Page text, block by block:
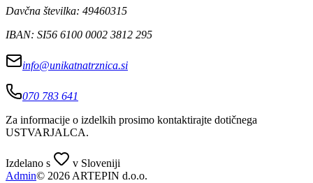
Davčna številka: 49460315
IBAN: SI56 6100 0002 3812 295
info@unikatnatrznica.si
070 783 641
Za informacije o izdelkih prosimo kontaktirajte dotičnega
USTVARJALCA.
Izdelano s
v Sloveniji
Admin© 2026 ARTEPIN d.o.o.